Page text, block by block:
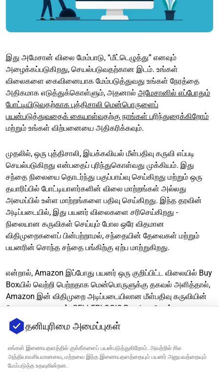
இது அமேசான் விலை மேம்பாடு, “மீட்டெழுத்து” எனவும்
அழைக்கப்படுகிறது, செயல்படுவதற்கான இடம். உங்கள்
விலைகளை கைவினையாக மேம்படுத்துவது உங்கள் நேரத்தை
அதிகமாக எடுத்துக்கொள்ளும், அதனால் அமேசானில் எப்போதும்
போட்டியிடுவதற்காக புத்திசாலி மென்பொருளைப்
பயன்படுத்துவதைக் கையாள்வதற்கு நாங்கள் பரிந்துரைக்கிறோம்
மற்றும் உங்கள் விற்பனையை அதிகரிக்கவும்.
முதலில், ஒரு புத்திசாலி, இயக்கவியல் மீள்பதிவு கருவி எப்படி
செயல்படுகிறது என்பதைப் புரிந்துகொள்வது முக்கியம். இது
சந்தை நிலையை தொடர்ந்து பகுப்பாய்வு செய்கிறது மற்றும் ஒரு
தயாரிப்பில் போட்டியாளர்களின் விலை மாற்றங்கள் அல்லது
அமைப்பில் உள்ள மாற்றங்களை பதிவு செய்கிறது. இந்த தரவின்
அடிப்படையில், இது பயனர் விலைகளை சரிசெய்கிறது -
நிலையான கருவிகள் செய்யும் போல ஒரே விதமான
விதிமுறைகளைப் பின்பற்றாமல், சந்தையின் தேவைகள் மற்றும்
பயனரின் சொந்த சந்தை பங்கிற்கு ஏற்ப மாற்றுகிறது.
என்றால், Amazon இப்போது பயனர் ஒரு குறிப்பிட்ட விலையில் Buy
Boxயில் வெற்றி பெற்றதாக மென்பொருளுக்கு தகவல் அளித்தால்,
Amazon இன் விதிமுறை அடிப்படையிலான மீள்பதிவு கருவியின்
வேலை முடிவடையும்.SELLERLOGIC Repricerபோன்ற
இயக்கவியல் விலை நிர்ணய கருவிகள், பயனரின் தயாரிப்பு
விலையை மீண்டும் உயர்த்துகின்றன, வரை சிறந்த விலை,
அதாவது Buy Boxயை இன்னும் பிடிக்கக்கூடிய மிக உயர்ந்த
விலை, அமைக்கப்பட்டுள்ளது.
தனியுரிமை அமைப்புகள்
எங்கள் இணையதளத்தில் குக்கீகளைப் பயன்படுத்துகிறோம். அவற்றில் சில
அத்தியாவசியமானவை, மற்றவை இந்த இணையதளத்தையும் பயனர் அனுபவத்தையும்
மேம்படுத்த உதவுகின்றன.